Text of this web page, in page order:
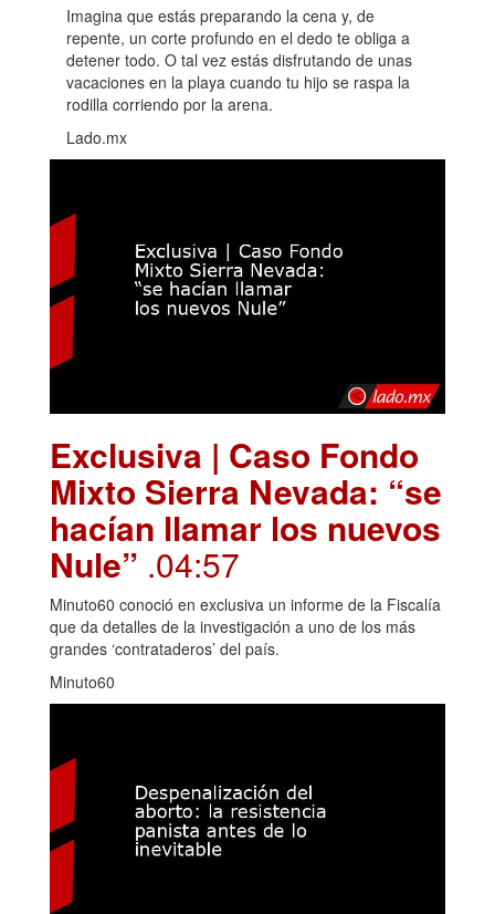
Imagina que estás preparando la cena y, de
repente, un corte profundo en el dedo te obliga a
detener todo. O tal vez estás disfrutando de unas
vacaciones en la playa cuando tu hijo se raspa la
rodilla corriendo por la arena.
Lado.mx
Exclusiva | Caso Fondo
Mixto Sierra Nevada: “se
hacían llamar los nuevos
Nule” .04:57
Minuto60 conoció en exclusiva un informe de la Fiscalía
que da detalles de la investigación a uno de los más
grandes ‘contrataderos’ del país.
Minuto60